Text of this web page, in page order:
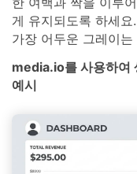
게 유지되도록 하세
가장 어두운 그레이
media.io를 사용하여
예시